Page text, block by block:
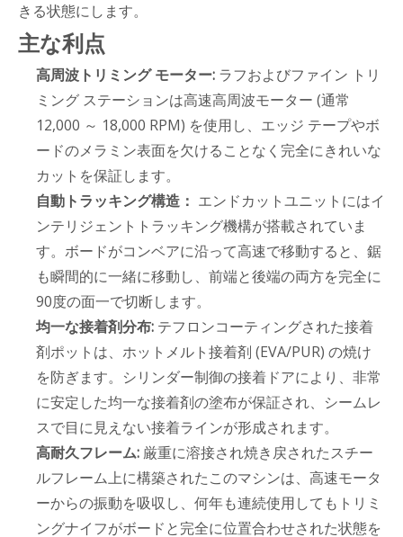
きる状態にします。
主な利点
高周波トリミング モーター: ラフおよびファイン トリ
ミング ステーションは高速高周波モーター (通常
12,000 ～ 18,000 RPM) を使用し、エッジ テープやボ
ードのメラミン表面を欠けることなく完全にきれいな
カットを保証します。
自動トラッキング構造： エンドカットユニットにはイ
ンテリジェントトラッキング機構が搭載されていま
す。ボードがコンベアに沿って高速で移動すると、鋸
も瞬間的に一緒に移動し、前端と後端の両方を完全に
90度の面一で切断します。
均一な接着剤分布: テフロンコーティングされた接着
剤ポットは、ホットメルト接着剤 (EVA/PUR) の焼け
を防ぎます。シリンダー制御の接着ドアにより、非常
に安定した均一な接着剤の塗布が保証され、シームレ
スで目に見えない接着ラインが形成されます。
高耐久フレーム: 厳重に溶接され焼き戻されたスチー
ルフレーム上に構築されたこのマシンは、高速モータ
ーからの振動を吸収し、何年も連続使用してもトリミ
ングナイフがボードと完全に位置合わせされた状態を